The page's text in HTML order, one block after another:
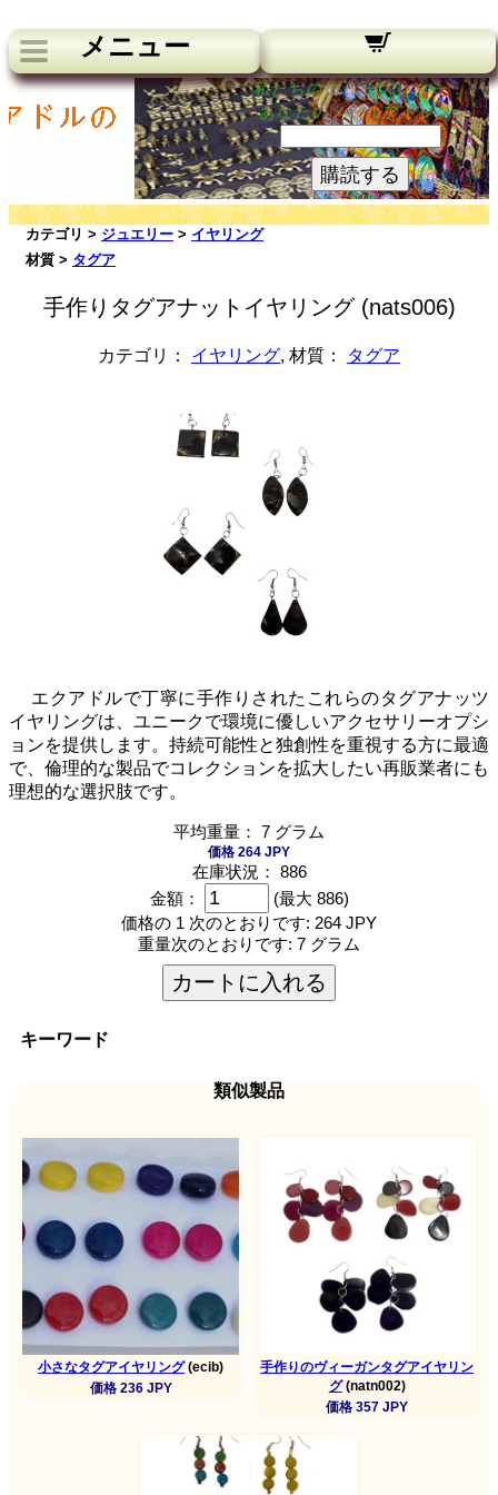
メニュー
私たちのニュースレター：
あなたのメールアドレス:
購読する
カテゴリ > ジュエリー > イヤリング
材質 > タグア
手作りタグアナットイヤリング (nats006)
カテゴリ： イヤリング, 材質： タグア
エクアドルで丁寧に手作りされたこれらのタグアナッツ
イヤリングは、ユニークで環境に優しいアクセサリーオプシ
ョンを提供します。持続可能性と独創性を重視する方に最適
で、倫理的な製品でコレクションを拡大したい再販業者にも
理想的な選択肢です。
平均重量： 7 グラム
価格 264 JPY
在庫状況： 886
金額：
(最大 886)
価格の 1 次のとおりです: 264 JPY
重量次のとおりです: 7 グラム
カートに入れる
キーワード
類似製品
小さなタグアイヤリング(ecib)
価格 236 JPY
手作りのヴィーガンタグアイヤリン
グ(natn002)
価格 357 JPY